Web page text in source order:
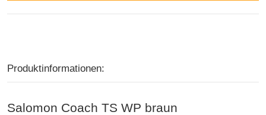
Produktinformationen:
Salomon Coach TS WP braun